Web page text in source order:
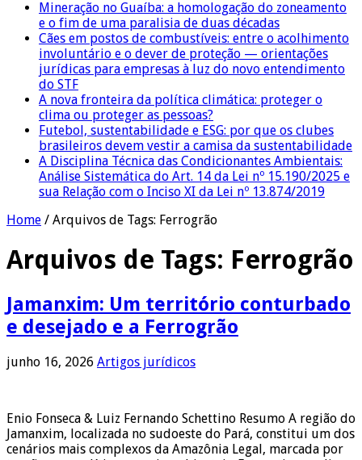
Mineração no Guaíba: a homologação do zoneamento
e o fim de uma paralisia de duas décadas
Cães em postos de combustíveis: entre o acolhimento
involuntário e o dever de proteção — orientações
jurídicas para empresas à luz do novo entendimento
do STF
A nova fronteira da política climática: proteger o
clima ou proteger as pessoas?
Futebol, sustentabilidade e ESG: por que os clubes
brasileiros devem vestir a camisa da sustentabilidade
A Disciplina Técnica das Condicionantes Ambientais:
Análise Sistemática do Art. 14 da Lei nº 15.190/2025 e
sua Relação com o Inciso XI da Lei nº 13.874/2019
Home / Arquivos de Tags: Ferrogrão
Arquivos de Tags: Ferrogrão
Jamanxim: Um território conturbado
e desejado e a Ferrogrão
junho 16, 2026 Artigos jurídicos
Enio Fonseca & Luiz Fernando Schettino Resumo A região do
Jamanxim, localizada no sudoeste do Pará, constitui um dos
cenários mais complexos da Amazônia Legal, marcada por